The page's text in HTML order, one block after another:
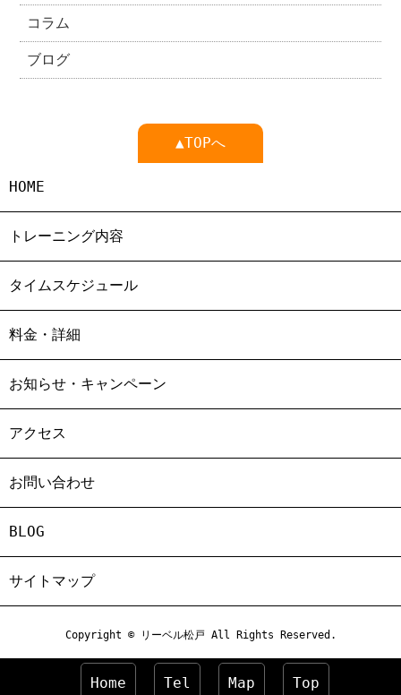
コラム
ブログ
▲TOPへ
HOME
トレーニング内容
タイムスケジュール
料金・詳細
お知らせ・キャンペーン
アクセス
お問い合わせ
BLOG
サイトマップ
Copyright © リーベル松戸 All Rights Reserved.
Home Tel Map Top